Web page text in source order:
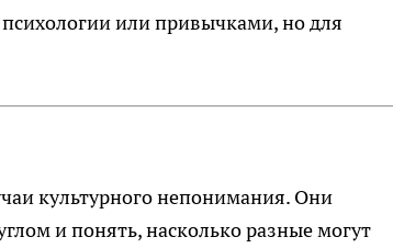
или привычками, но для
культурного непонимания. Они
и понять, насколько разные могут